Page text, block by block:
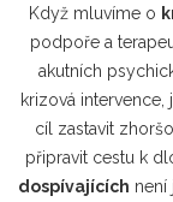
Když mluvíme o
podpoře a
akutních
krizová intervence
cíl zastavit
připravit cestu k
dospívajících není